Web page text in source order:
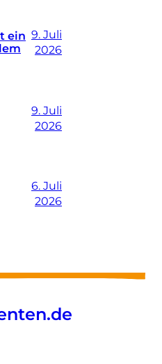
ein 9. Juli
2026
9. Juli
2026
6. Juli
2026